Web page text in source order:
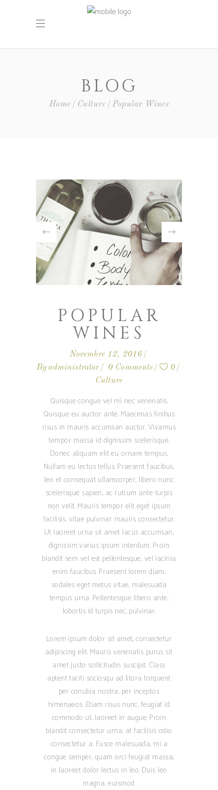
BLOG
Home Culture Popular Wines
POPULAR
WINES
Novembre 12, 2016
By administrator 0 Comments
0
Culture
Quisque congue vel mi nec venenatis.
Quisque eu auctor ante. Maecenas finibus
risus in mauris accumsan auctor. Vivamus
tempor massa id dignissim scelerisque.
Donec aliquam elit eu ornare tempus.
Nullam eu lectus tellus. Praesent faucibus,
leo et consequat ullamcorper, libero nunc
scelerisque sapien, ac rutrum ante turpis
non velit. Mauris tempor elit eget ipsum
facilisis, vitae pulvinar mauris consectetur.
Ut laoreet urna sit amet lacus accumsan,
dignissim varius ipsum interdum. Proin
blandit sem vel est pellentesque, vel lacinia
enim faucibus. Praesent lorem diam,
sodales eget metus vitae, malesuada
tempus urna. Pellentesque libero ante,
lobortis id turpis nec, pulvinar.
Lorem ipsum dolor sit amet, consectetur
adipiscing elit. Mauris venenatis purus sit
amet justo sollicitudin suscipit. Class
aptent taciti sociosqu ad litora torquent
per conubia nostra, per inceptos
himenaeos. Etiam risus nunc, feugiat id
commodo ut, laoreet in augue. Proin
blandit consectetur urna, at facilisis odio
consectetur a. Fusce malesuada, mi a
congue semper, quam orci feugiat massa,
in laoreet dolor lectus in leo. Duis leo
magna, euismod.